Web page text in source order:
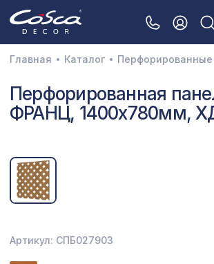
3D орнамент
Акустические панели
Интерьерный МДФ
Межкомнатные арки
Перфорированные панели
Главная Каталог
Перфорированная
ФРАНЦ, 1400х780мм,
Артикул: СПБ027903